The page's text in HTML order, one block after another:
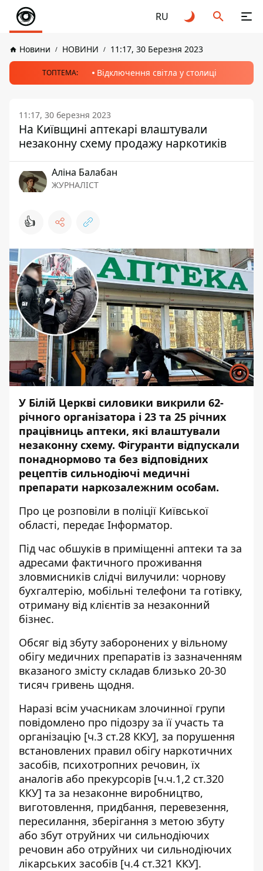
RU
Новини НОВИНИ 11:17, 30 Березня 2023
ТОПТЕМА: Відключення світла у столиці
11:17, 30 березня 2023
На Київщині аптекарі влаштували
незаконну схему продажу наркотиків
Аліна Балабан
ЖУРНАЛІСТ
👍
У Білій Церкві силовики викрили 62-
річного організатора і 23 та 25 річних
працівниць аптеки, які влаштували
незаконну схему. Фігуранти відпускали
понаднормово та без відповідних
рецептів сильнодіючі медичні
препарати наркозалежним особам.
Про це розповіли в поліції Київської
області, передає Інформатор.
Під час обшуків в приміщенні аптеки та за
адресами фактичного проживання
зловмисників слідчі вилучили: чорнову
бухгалтерію, мобільні телефони та готівку,
отриману від клієнтів за незаконний
бізнес.
Обсяг від збуту заборонених у вільному
обігу медичних препаратів із зазначенням
вказаного змісту складав близько 20-30
тисяч гривень щодня.
Наразі всім учасникам злочинної групи
повідомлено про підозру за її участь та
організацію [ч.3 ст.28 ККУ], за порушення
встановлених правил обігу наркотичних
засобів, психотропних речовин, їх
аналогів або прекурсорів [ч.ч.1,2 ст.320
ККУ] та за незаконне виробництво,
виготовлення, придбання, перевезення,
пересилання, зберігання з метою збуту
або збут отруйних чи сильнодіючих
речовин або отруйних чи сильнодіючих
лікарських засобів [ч.4 ст.321 ККУ].